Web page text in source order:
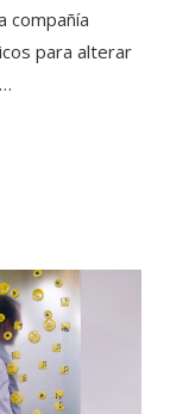
compañía
para alterar